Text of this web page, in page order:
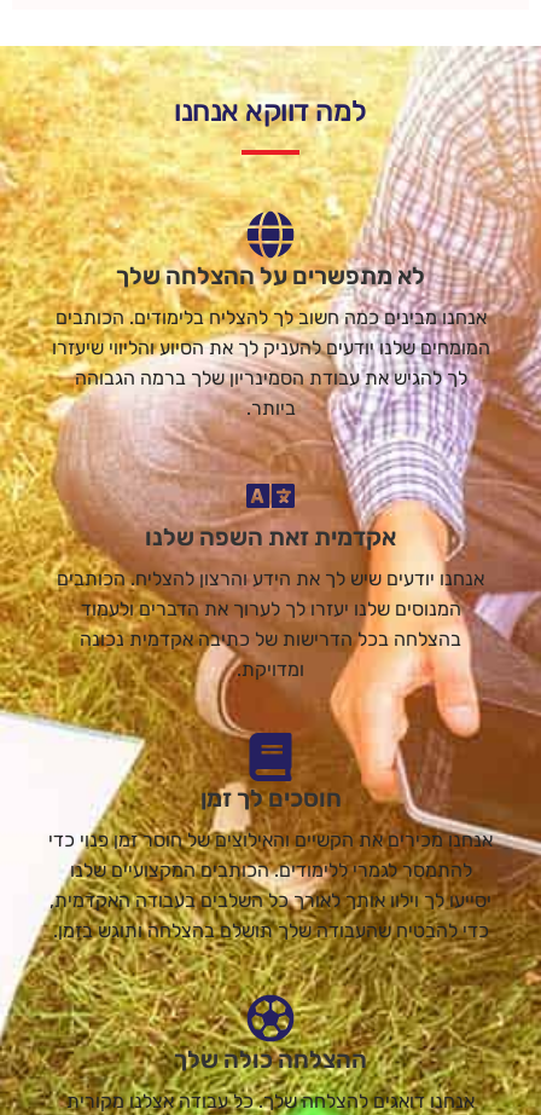
למה דווקא אנחנו
לא מתפשרים על ההצלחה שלך
אנחנו מבינים כמה חשוב לך להצליח בלימודים. הכותבים
המומחים שלנו יודעים להעניק לך את הסיוע והליווי שיעזרו
לך להגיש את עבודת הסמינריון שלך ברמה הגבוהה
ביותר.
אקדמית זאת השפה שלנו
אנחנו יודעים שיש לך את הידע והרצון להצליח. הכותבים
המנוסים שלנו יעזרו לך לערוך את הדברים ולעמוד
בהצלחה בכל הדרישות של כתיבה אקדמית נכונה
ומדויקת.
חוסכים לך זמן
אנחנו מכירים את הקשיים והאילוצים של חוסר זמן פנוי כדי
להתמסר לגמרי ללימודים. הכותבים המקצועיים שלנו
יסייעו לך וילוו אותך לאורך כל השלבים בעבודה האקדמית,
כדי להבטיח שהעבודה שלך תושלם בהצלחה ותוגש בזמן.
ההצלחה כולה שלך
אנחנו דואגים להצלחה שלך. כל עבודה אצלנו מקורית